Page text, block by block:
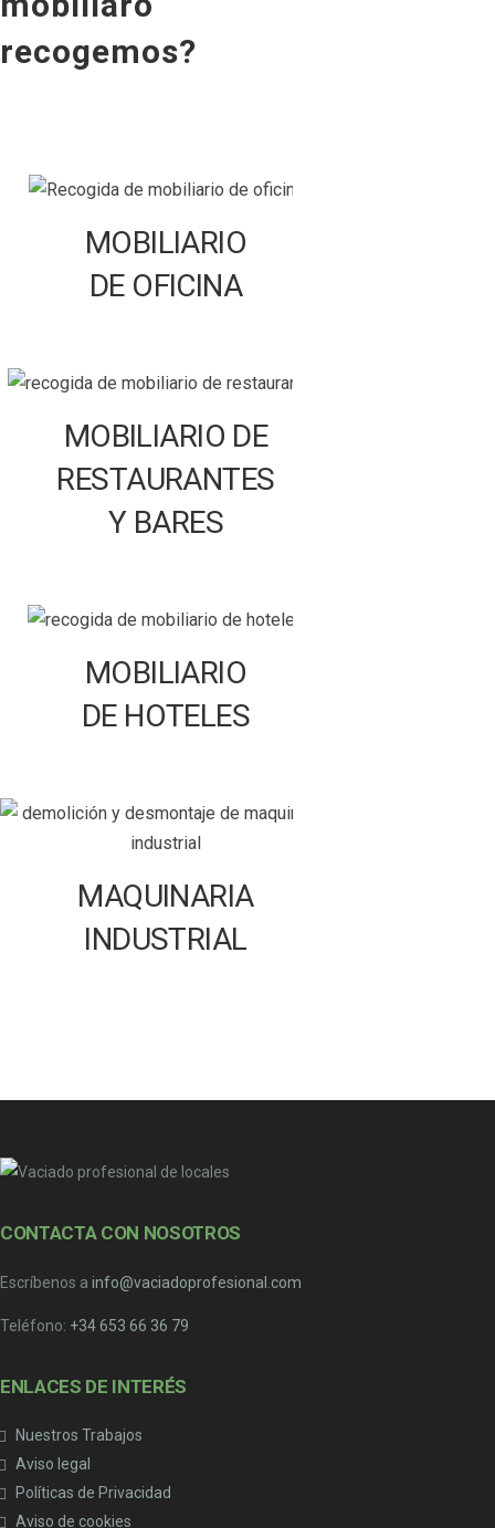
recogemos?
MOBILIARIO
DE OFICINA
MOBILIARIO DE
RESTAURANTES
Y BARES
MOBILIARIO
DE HOTELES
MAQUINARIA
INDUSTRIAL
CONTACTA CON NOSOTROS
Escríbenos a info@vaciadoprofesional.com
Teléfono: +34 653 66 36 79
ENLACES DE INTERÉS
Nuestros Trabajos
Aviso legal
Políticas de Privacidad
Aviso de cookies